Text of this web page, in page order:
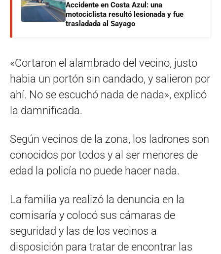
Accidente en Costa Azul: una
motociclista resultó lesionada y fue
trasladada al Sayago
«Cortaron el alambrado del vecino, justo
habia un portón sin candado, y salieron por
ahí. No se escuchó nada de nada», explicó
la damnificada.
Según vecinos de la zona, los ladrones son
conocidos por todos y al ser menores de
edad la policía no puede hacer nada.
La familia ya realizó la denuncia en la
comisaría y colocó sus cámaras de
seguridad y las de los vecinos a
disposición para tratar de encontrar las